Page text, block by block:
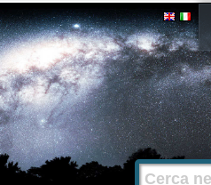
Cerca nel